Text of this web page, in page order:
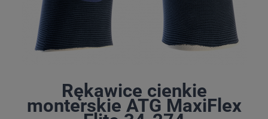
Rękawice cienkie
monterskie ATG MaxiFlex